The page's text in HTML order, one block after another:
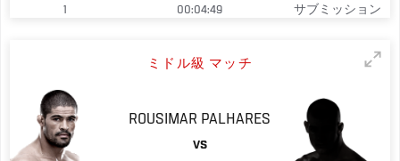
1
00:04:49
サブミッション
ミドル級 マッチ
ROUSIMAR PALHARES
VS